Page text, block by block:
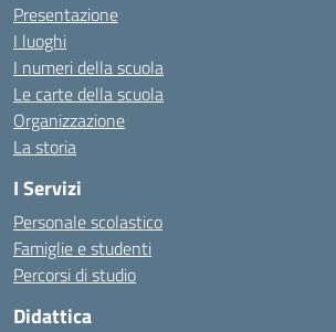
Presentazione
I luoghi
I numeri della scuola
Le carte della scuola
Organizzazione
La storia
I Servizi
Personale scolastico
Famiglie e studenti
Percorsi di studio
Didattica